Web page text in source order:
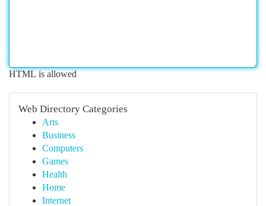
HTML is allowed
Web Directory Categories
Arts
Business
Computers
Games
Health
Home
Internet